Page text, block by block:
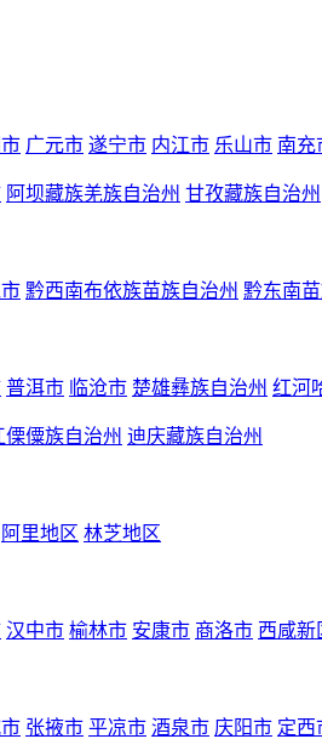
广元市 遂宁市 内江市 乐山市 南充
阿坝藏族羌族自治州 甘孜藏族自治州
黔西南布依族苗族自治州 黔东南
普洱市 临沧市 楚雄彝族自治州 红河
傈僳族自治州 迪庆藏族自治州
阿里地区 林芝地区
汉中市 榆林市 安康市 商洛市 西咸新
张掖市 平凉市 酒泉市 庆阳市 定西